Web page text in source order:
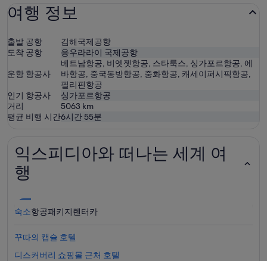
여행 정보
출발 공항
김해국제공항
도착 공항
응우라라이 국제공항
운항 항공사
베트남항공, 비엣젯항공, 스타룩스, 싱가포르항공, 에
바항공, 중국동방항공, 중화항공, 캐세이퍼시픽항공,
필리핀항공
인기 항공사
싱가포르항공
거리
5063 km
평균 비행 시간6시간 55분
익스피디아와 떠나는 세계 여
행
숙소항공패키지렌터카
꾸따의 캡슐 호텔
디스커버리 쇼핑몰 근처 호텔